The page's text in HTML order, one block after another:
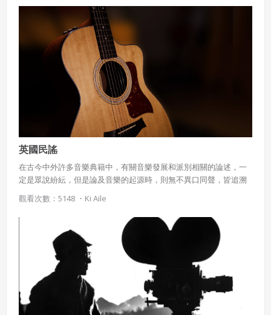
和不同聽眾（比如爵士迷或嘻哈迷）的需求。一個DJ的表演風格和
表演技巧必須反映出這些需求。比如說，結婚典禮上的DJ除了播放
音樂外，他們可能也必須扮演典禮主持人的角色，要去介紹宴會主
角以及帶領來賓互動等。又比如說，銳舞派對中的DJ則必須在他們
的表演中呈現出較多的放歌技巧，以維持現場的氣氛。 DJ最早的概
念，其實只是進行音樂播放的主持。在上世紀七十年代，DJ才正式
被確認為專職播放舞曲音樂的唱片師。
英國民謠
在古今中外許多音樂典籍中，有關音樂發展和派別相關的論述，一
定是眾說紛紜，但是論及音樂的起源時，則無不異口同聲，皆追溯
12、13世紀，興盛於14、15世紀，復興於18、19世紀。 一般來說，
英國民謠以講述故事見長，帶有強烈的感染力，具有極高的戲劇
性，由於民謠中用了大量的比喻等修辭手段，使歌曲生動活潑、令
人過耳不忘。 它以自身古樸率真的特色流傳於世，同時又受到啟蒙
運動與浪漫主義的影響使自由主義和人性化深植於民謠中。
觀看次數：5148 ・ Ki Aile